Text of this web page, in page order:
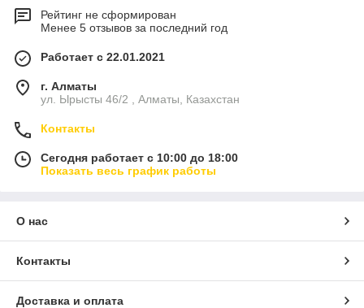
Рейтинг не сформирован
Менее 5 отзывов за последний год
Работает с 22.01.2021
г. Алматы
ул. Ырысты 46/2 , Алматы, Казахстан
Контакты
Сегодня работает с 10:00 до 18:00
Показать весь график работы
О нас
Контакты
Доставка и оплата